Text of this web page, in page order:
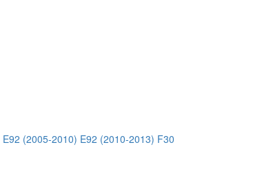
E92 (2005-2010) E92 (2010-2013) F30